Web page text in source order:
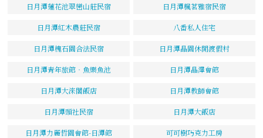
日月潭蓮花池翠巒山莊民宿 日月潭楓茗雅宿民宿
日月潭紅木農莊民宿 八番私人住宅
日月潭槐石園合法民宿 日月潭晶園休閒渡假村
日月潭青年旅館‧魚樂魚池 日月潭晶澤會館
日月潭大淶閣飯店 日月潭教師會館
日月潭頭社民宿 日月潭大飯店
日月潭力麗哲園會館-日潭館 可可樹巧克力工房